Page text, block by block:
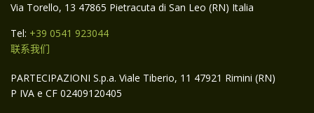
Via Torello, 13 47865 Pietracuta di San Leo (RN) Italia
Tel: +39 0541 923044
联系我们
PARTECIPAZIONI S.p.a. Viale Tiberio, 11 47921 Rimini (RN)
P IVA e CF 02409120405